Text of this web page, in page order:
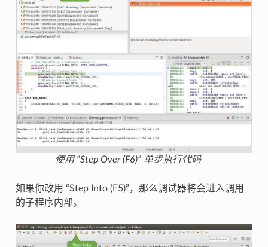
使用 “Step Over (F6)” 单步执行代码
如果你改用 “Step Into (F5)”，那么调试器将会进入调用
的子程序内部。